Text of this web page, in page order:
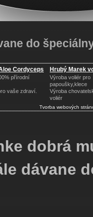
do
Cordyceps
přírodní
vaše zdraví.
Hrubý Marek
Výroba voliér pro
papoušky,klece
Výroba
voliér
Tvorba webových
dobrá
dávane